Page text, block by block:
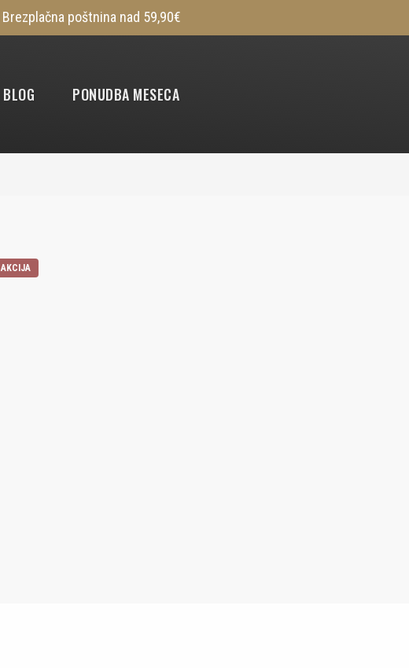
Brezplačna poštnina nad 59,90€
BLOG PONUDBA MESECA
AKCIJA